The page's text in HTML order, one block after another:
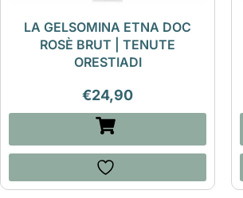
LA GELSOMINA ETNA DOC
ROSÈ BRUT | TENUTE
ORESTIADI
€24,90